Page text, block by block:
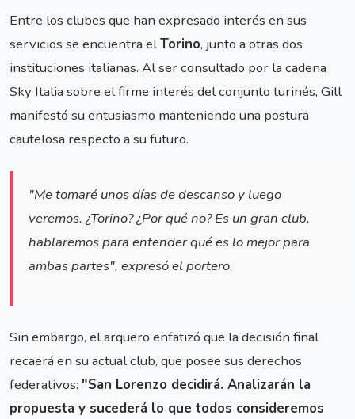
Entre los clubes que han expresado interés en sus
servicios se encuentra elTorino, junto a otras dos
instituciones italianas. Al ser consultado por la cadena
Sky Italia sobre el firme interés del conjunto turinés, Gill
manifestó su entusiasmo manteniendo una postura
cautelosa respecto a su futuro.
"Me tomaré unos días de descanso y luego
veremos. ¿Torino? ¿Por qué no? Es un gran club,
hablaremos para entender qué es lo mejor para
ambas partes", expresó el portero.
Sin embargo, el arquero enfatizó que la decisión final
recaerá en su actual club, que posee sus derechos
federativos: "San Lorenzo decidirá. Analizarán la
propuesta y sucederá lo que todos consideremos